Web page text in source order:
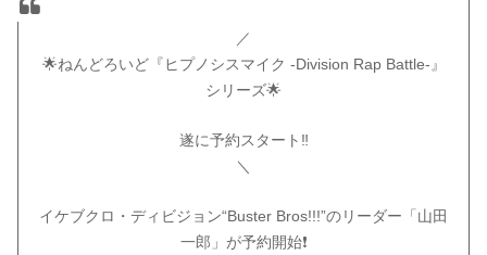
／
🌟ねんどろいど『ヒプノシスマイク -Division Rap Battle-』
シリーズ🌟
遂に予約スタート‼️
＼
イケブクロ・ディビジョン“Buster Bros!!!”のリーダー「山田
一郎」が予約開始❗️